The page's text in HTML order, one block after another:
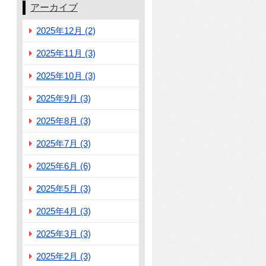
アーカイブ
2025年12月 (2)
2025年11月 (3)
2025年10月 (3)
2025年9月 (3)
2025年8月 (3)
2025年7月 (3)
2025年6月 (6)
2025年5月 (3)
2025年4月 (3)
2025年3月 (3)
2025年2月 (3)